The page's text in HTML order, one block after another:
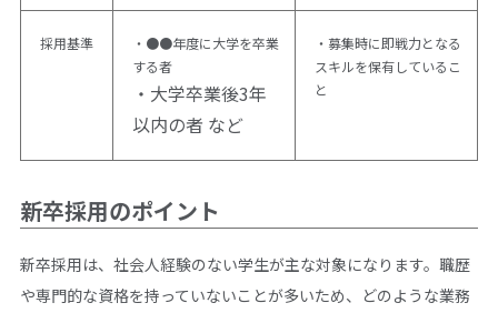
採用基準
・●●年度に大学を卒業
する者
・大学卒業後3年
以内の者 など
・募集時に即戦力となる
スキルを保有しているこ
と
新卒採用のポイント
新卒採用は、社会人経験のない学生が主な対象になります。職歴
や専門的な資格を持っていないことが多いため、どのような業務